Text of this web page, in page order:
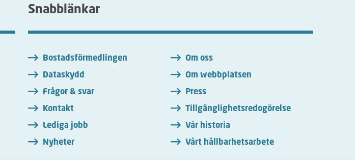
Snabblänkar
Bostadsförmedlingen
Dataskydd
Frågor & svar
Kontakt
Lediga jobb
Nyheter
Om oss
Om webbplatsen
Press
Tillgänglighetsredogörelse
Vår historia
Vårt hållbarhetsarbete